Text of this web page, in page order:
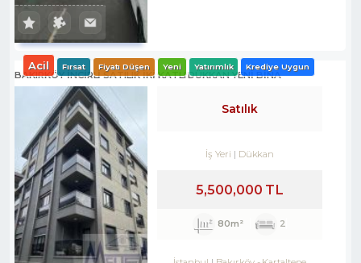
BAKIRKÖY İNCİRLİ SATILIK İKİ KATLI DÜKKAN YENİ BİNA
Acil Fırsat Fiyatı Düşen Yeni Yatırımlık Krediye Uygun
Satılık
İş Yeri Dükkan
5,500,000 TL
80m² 2